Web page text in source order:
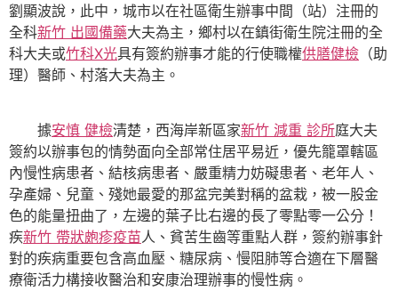
劉顯波說，此中，城市以在社區衛生辦事中間（站）注冊的
全科新竹 出國備藥大夫為主，鄉村以在鎮街衛生院注冊的全
科大夫或竹科X光具有簽約辦事才能的行使職權供膳健檢 （助
理）醫師、村落大夫為主。
據安慎 健檢清楚，西海岸新區家新竹 減重 診所庭大夫
簽約以辦事包的情勢面向全部常住居平易近，優先籠罩轄區
內慢性病患者、結核病患者、嚴重精力妨礙患者、老年人、
孕產婦、兒童、殘她最愛的那盆完美對稱的盆栽，被一股金
色的能量扭曲了，左邊的葉子比右邊的長了零點零一公分！
疾新竹 帶狀皰疹疫苗人、貧苦生齒等重點人群，簽約辦事針
對的疾病重要包含高血壓、糖尿病、慢阻肺等合適在下層醫
療衛活力構接收醫治和安康治理辦事的慢性病。